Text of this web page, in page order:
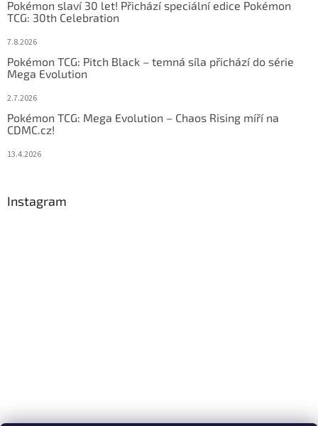
Pokémon slaví 30 let! Přichází speciální edice Pokémon
TCG: 30th Celebration
7.8.2026
Pokémon TCG: Pitch Black – temná síla přichází do série
Mega Evolution
2.7.2026
Pokémon TCG: Mega Evolution – Chaos Rising míří na
CDMC.cz!
13.4.2026
Instagram